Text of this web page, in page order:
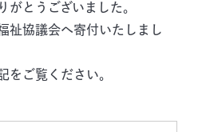
がとうございました。
祉協議会へ寄付いたしまし
をご覧ください。